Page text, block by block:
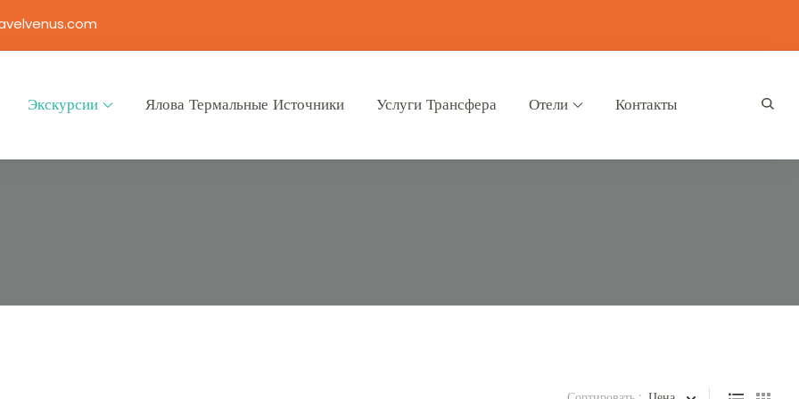
Экскурсии Ялова Термальные Источники Услуги Трансфера Отели Контакты